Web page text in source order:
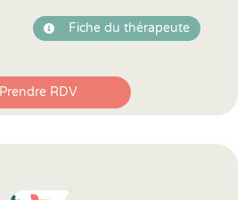
Fiche du thérapeute
Prendre RDV